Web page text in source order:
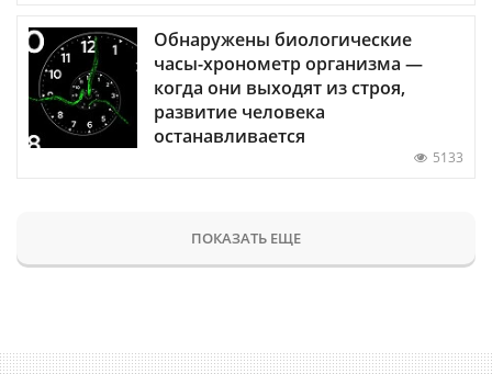
Обнаружены биологические
часы-хронометр организма —
когда они выходят из строя,
развитие человека
останавливается
5133
ПОКАЗАТЬ ЕЩЕ